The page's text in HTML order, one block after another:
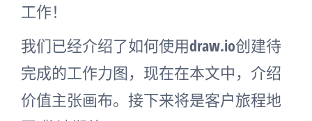
工作！
我们已经介绍了如何使用draw.io创建待
完成的工作力图，现在在本文中，介绍
价值主张画布。接下来将是客户旅程地